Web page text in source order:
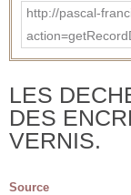
http://pascal-
LES
DES
VERNIS.
Source